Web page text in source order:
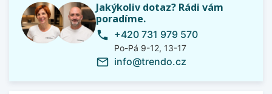
Jakýkoliv dotaz? Rádi vám
poradíme.
phone +420 731 979 570
Po-Pá 9-12, 13-17
mail_outline info@trendo.cz